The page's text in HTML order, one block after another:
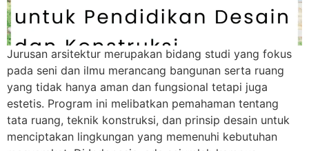
Jurusan arsitektur merupakan bidang studi yang fokus
pada seni dan ilmu merancang bangunan serta ruang
yang tidak hanya aman dan fungsional tetapi juga
estetis. Program ini melibatkan pemahaman tentang
tata ruang, teknik konstruksi, dan prinsip desain untuk
menciptakan lingkungan yang memenuhi kebutuhan